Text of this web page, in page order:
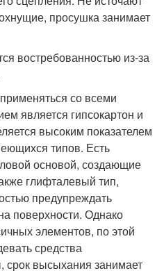
просушка занимает
востребованностью из-за
со всеми
является гипсокартон и
высоким показателем
типов. Есть
основой, создающие
глифталевый тип,
предупреждать
поверхности. Однако
элементов, по этой
средства
срок высыхания занимает